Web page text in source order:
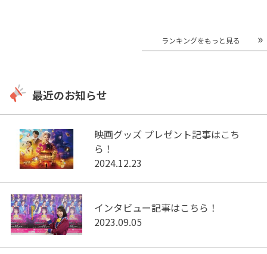
ランキングをもっと見る
最近のお知らせ
映画グッズ プレゼント記事はこち
ら！
2024.12.23
インタビュー記事はこちら！
2023.09.05